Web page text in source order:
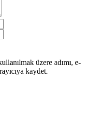
üzere adımı, e-
kaydet.